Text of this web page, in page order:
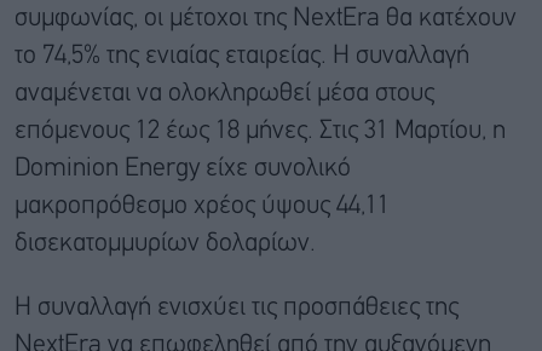
συμφωνίας, οι μέτοχοι της NextEra θα κατέχουν
το 74,5% της ενιαίας εταιρείας. Η συναλλαγή
αναμένεται να ολοκληρωθεί μέσα στους
επόμενους 12 έως 18 μήνες. Στις 31 Μαρτίου, η
Dominion Energy είχε συνολικό
μακροπρόθεσμο χρέος ύψους 44,11
δισεκατομμυρίων δολαρίων.
Η συναλλαγή ενισχύει τις προσπάθειες της
NextEra να επωφεληθεί από την αυξανόμενη